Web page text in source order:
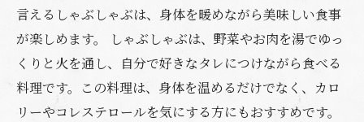
言えるしゃぶしゃぶは、身体を暖めながら美味しい食事
が楽しめます。 しゃぶしゃぶは、野菜やお肉を湯でゆっ
くりと火を通し、自分で好きなタレにつけながら食べる
料理です。この料理は、身体を温めるだけでなく、カロ
リーやコレステロールを気にする方にもおすすめです。